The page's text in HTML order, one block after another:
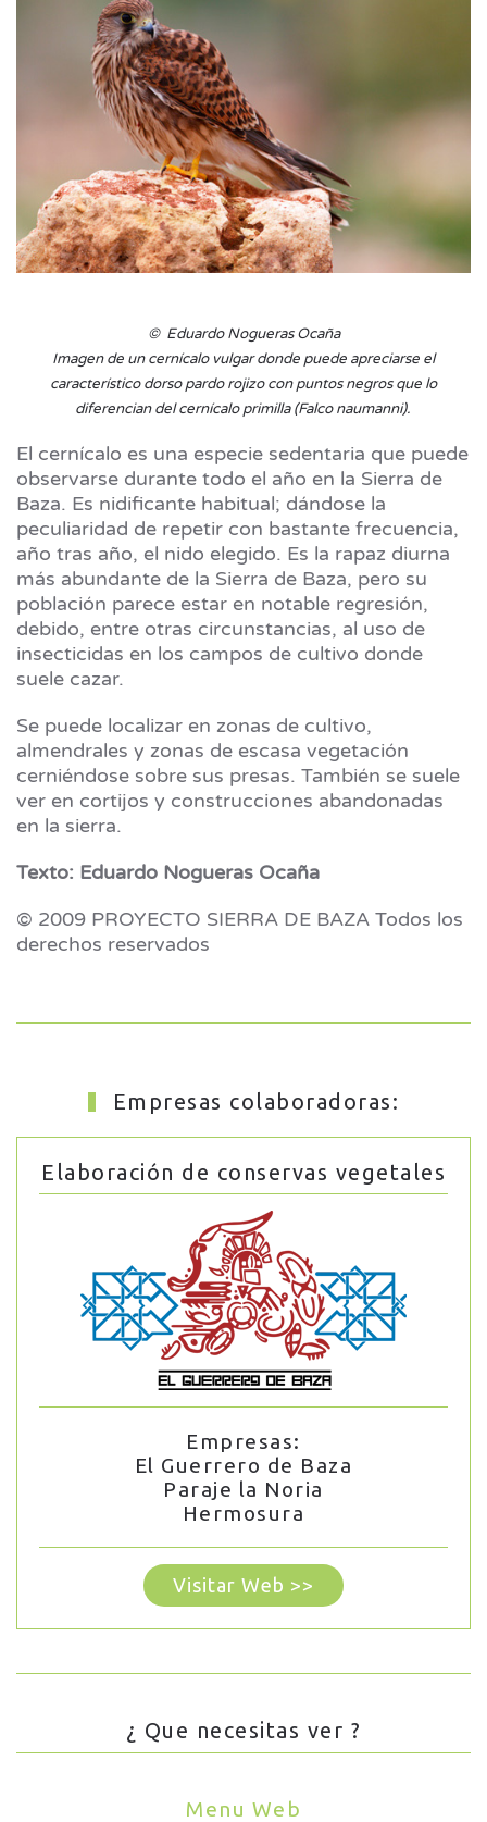
© Eduardo Nogueras Ocaña
Imagen de un cernícalo vulgar donde puede apreciarse el
característico dorso pardo rojizo con puntos negros que lo
diferencian del cernícalo primilla (Falco naumanni).
El cernícalo es una especie sedentaria que puede
observarse durante todo el año en la Sierra de
Baza. Es nidificante habitual; dándose la
peculiaridad de repetir con bastante frecuencia,
año tras año, el nido elegido. Es la rapaz diurna
más abundante de la Sierra de Baza, pero su
población parece estar en notable regresión,
debido, entre otras circunstancias, al uso de
insecticidas en los campos de cultivo donde
suele cazar.
Se puede localizar en zonas de cultivo,
almendrales y zonas de escasa vegetación
cerniéndose sobre sus presas. También se suele
ver en cortijos y construcciones abandonadas
en la sierra.
Texto: Eduardo Nogueras Ocaña
© 2009 PROYECTO SIERRA DE BAZA Todos los
derechos reservados
Empresas colaboradoras:
Elaboración de conservas vegetales
Empresas:
El Guerrero de Baza
Paraje la Noria
Hermosura
Visitar Web >>
¿ Que necesitas ver ?
Menu Web